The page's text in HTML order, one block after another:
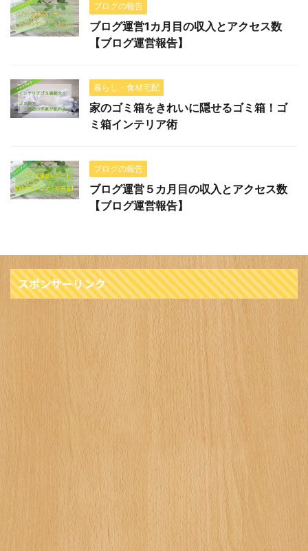
ブログの報告
ブログ運営1カ月目の収入とアクセス数
【ブログ運営報告】
暮らし・食材宅配
家のゴミ箱をきれいに隠せるゴミ箱！ゴ
ミ箱インテリア術
ブログの報告
ブログ運営５カ月目の収入とアクセス数
【ブログ運営報告】
スポンサーリンク